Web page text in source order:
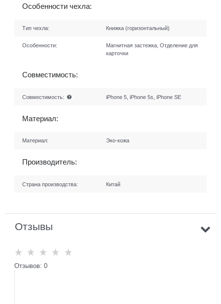
Особенности чехла:
Тип чехла: Книжка (горизонтальный)
Особенности:
Магнитная застежка, Отделение для
карточки
Совместимость:
Совместимость: iPhone 5, iPhone 5s, iPhone SE
Материал:
Материал: Эко-кожа
Производитель:
Страна производства: Китай
Отзывы
Отзывов: 0